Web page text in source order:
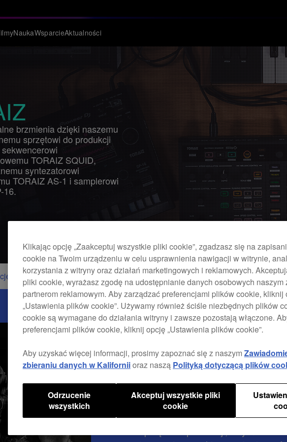
NaukaWsparcieAktualności
UDOSTĘPNIJ
brzmienia dzięki naszemu
sprzętowi do produkcji
TORAIZ SQUID,
syntezatorowi
TORAIZ AS-1 i samplerowi
16.
Zobacz więcej
TORAIZ SP-16 TORAIZ AS-1 TORAIZ SQUID
OC & Verde o
Od podbicia sceny przełomowym
duet producentów muzycznych
listach przebojów Beatport i
dźwięków duet ‒ złożony z
O’Connora i Jona Verde ‒
sprzętu do produkcji, w tym SP-
Klikając opcję „Zaakceptuj wszystkie pliki cookie”, zgadzasz się na
cookie na Twoim urządzeniu w celu usprawnienia nawigacji w witrynie,
korzystania z witryny oraz działań marketingowych i reklamowych.
pliki cookie, wyrażasz zgodę na udostępnianie danych osobowych naszym
partnerom reklamowym. Aby zarządzać preferencjami plików cookie, kliknij
„Ustawienia plików cookie”. Używamy również ściśle niezbędnych plików
cookie są wymagane do działania witryny i zawsze pozostają włączone.
preferencjami plików cookie, kliknij opcję „Ustawienia plików cookie”.
Aby uzyskać więcej informacji, prosimy zapoznać się z naszym
zbieraniu danych w Kaliforniioraz naszą Polityką dotyczącą plików
Odrzucenie
wszystkich
Akceptuj wszystkie pliki
cookie